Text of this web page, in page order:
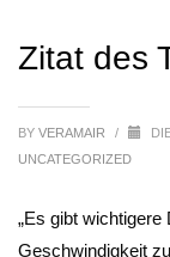
Zitat des
BY VERAMAIR /
UNCATEGORIZED
„Es gibt
Geschwindigkeit